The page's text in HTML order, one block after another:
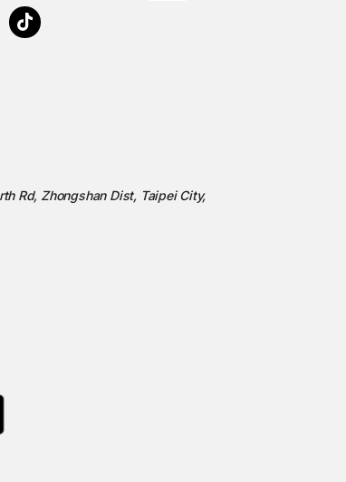
Rd, Zhongshan Dist, Taipei City,